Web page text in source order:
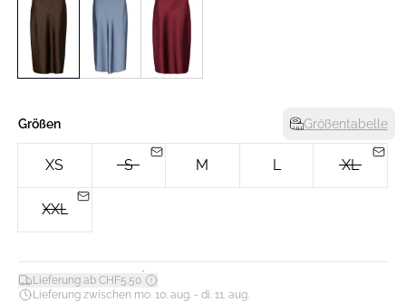
Größen Größentabelle
XS S M L XL
XXL
Lieferung ab CHF5.50*
Lieferung zwischen mo. 10. aug. - di. 11. aug.